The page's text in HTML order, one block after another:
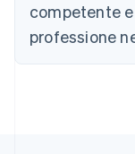
competente
professione
Cipro
English